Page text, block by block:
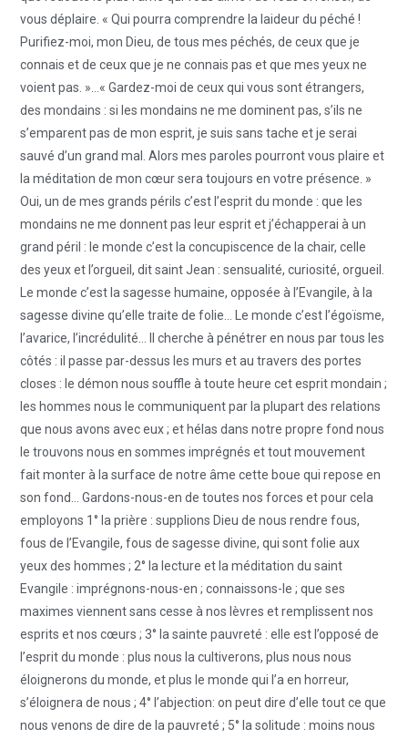
vous déplaire. « Qui pourra comprendre la laideur du péché !
Purifiez-moi, mon Dieu, de tous mes péchés, de ceux que je
connais et de ceux que je ne connais pas et que mes yeux ne
voient pas. »…« Gardez-moi de ceux qui vous sont étrangers,
des mondains : si les mondains ne me dominent pas, s’ils ne
s’emparent pas de mon esprit, je suis sans tache et je serai
sauvé d’un grand mal. Alors mes paroles pourront vous plaire et
la méditation de mon cœur sera toujours en votre présence. »
Oui, un de mes grands périls c’est l’esprit du monde : que les
mondains ne me donnent pas leur esprit et j’échapperai à un
grand péril : le monde c’est la concupiscence de la chair, celle
des yeux et l’orgueil, dit saint Jean : sensualité, curiosité, orgueil.
Le monde c’est la sagesse humaine, opposée à l’Evangile, à la
sagesse divine qu’elle traite de folie… Le monde c’est l’égoïsme,
l’avarice, l’incrédulité… Il cherche à pénétrer en nous par tous les
côtés : il passe par-dessus les murs et au travers des portes
closes : le démon nous souffle à toute heure cet esprit mondain ;
les hommes nous le communiquent par la plupart des relations
que nous avons avec eux ; et hélas dans notre propre fond nous
le trouvons nous en sommes imprégnés et tout mouvement
fait monter à la surface de notre âme cette boue qui repose en
son fond… Gardons-nous-en de toutes nos forces et pour cela
employons 1° la prière : supplions Dieu de nous rendre fous,
fous de l’Evangile, fous de sagesse divine, qui sont folie aux
yeux des hommes ; 2° la lecture et la méditation du saint
Evangile : imprégnons-nous-en ; connaissons-le ; que ses
maximes viennent sans cesse à nos lèvres et remplissent nos
esprits et nos cœurs ; 3° la sainte pauvreté : elle est l’opposé de
l’esprit du monde : plus nous la cultiverons, plus nous nous
éloignerons du monde, et plus le monde qui l’a en horreur,
s’éloignera de nous ; 4° l’abjection: on peut dire d’elle tout ce que
nous venons de dire de la pauvreté ; 5° la solitude : moins nous